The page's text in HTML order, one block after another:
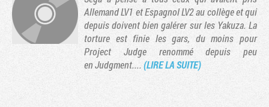
Allemand LV1 et Espagnol LV2 au collège et qui
depuis doivent bien galérer sur les Yakuza. La
torture est finie les gars, du moins pour
Project Judge renommé depuis peu
en Judgment....(LIRE LA SUITE)